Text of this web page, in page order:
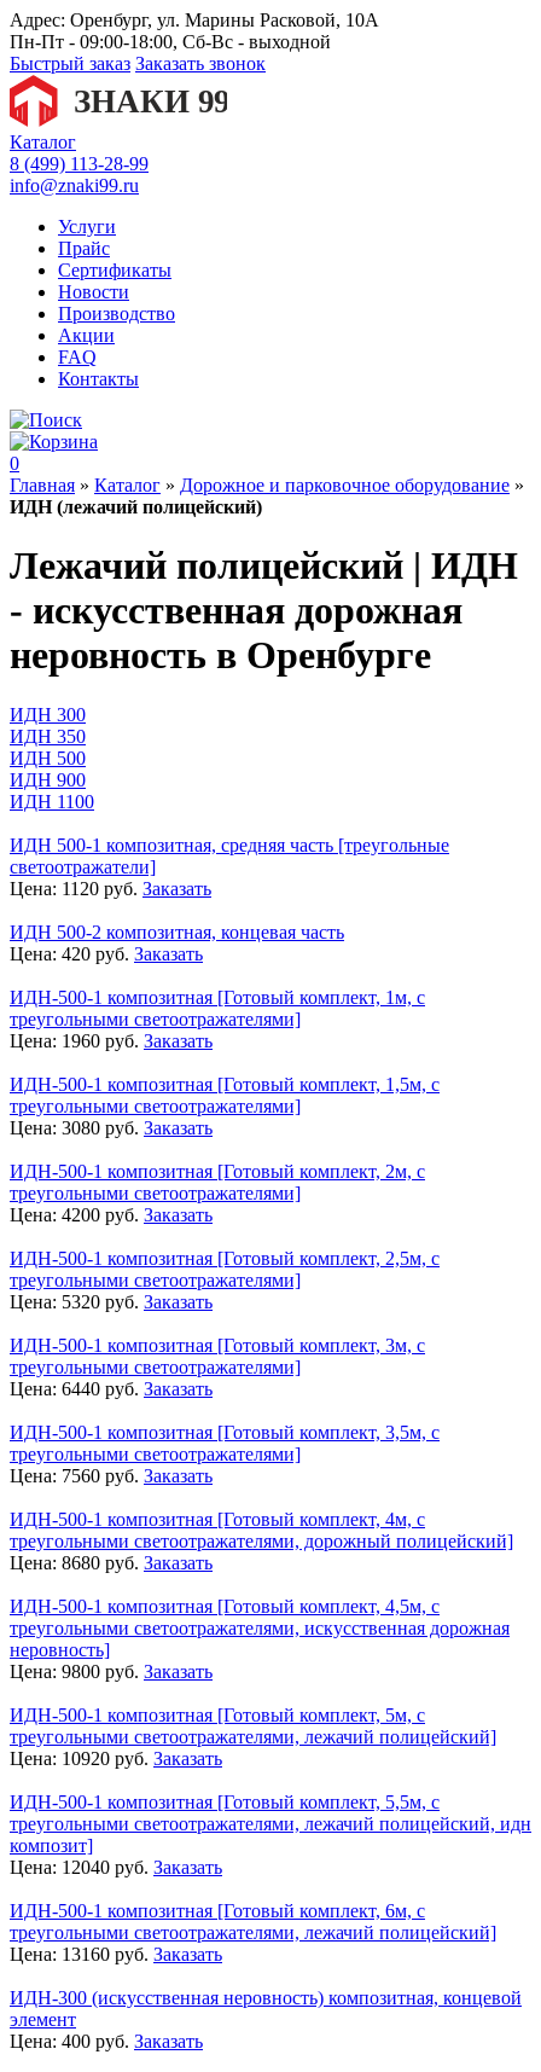
Адрес: Оренбург, ул. Марины Расковой, 10А
Пн-Пт - 09:00-18:00, Сб-Вс - выходной
Быстрый заказ Заказать звонок
Каталог
8 (499) 113-28-99
info@znaki99.ru
Услуги
Прайс
Сертификаты
Новости
Производство
Акции
FAQ
Контакты
0
Главная » Каталог » Дорожное и парковочное оборудование »
ИДН (лежачий полицейский)
Лежачий полицейский | ИДН
- искусственная дорожная
неровность в Оренбурге
ИДН 300
ИДН 350
ИДН 500
ИДН 900
ИДН 1100
ИДН 500-1 композитная, средняя часть [треугольные
светоотражатели]
Цена: 1120 руб. Заказать
ИДН 500-2 композитная, концевая часть
Цена: 420 руб. Заказать
ИДН-500-1 композитная [Готовый комплект, 1м, с
треугольными светоотражателями]
Цена: 1960 руб. Заказать
ИДН-500-1 композитная [Готовый комплект, 1,5м, с
треугольными светоотражателями]
Цена: 3080 руб. Заказать
ИДН-500-1 композитная [Готовый комплект, 2м, с
треугольными светоотражателями]
Цена: 4200 руб. Заказать
ИДН-500-1 композитная [Готовый комплект, 2,5м, с
треугольными светоотражателями]
Цена: 5320 руб. Заказать
ИДН-500-1 композитная [Готовый комплект, 3м, с
треугольными светоотражателями]
Цена: 6440 руб. Заказать
ИДН-500-1 композитная [Готовый комплект, 3,5м, с
треугольными светоотражателями]
Цена: 7560 руб. Заказать
ИДН-500-1 композитная [Готовый комплект, 4м, с
треугольными светоотражателями, дорожный полицейский]
Цена: 8680 руб. Заказать
ИДН-500-1 композитная [Готовый комплект, 4,5м, с
треугольными светоотражателями, искусственная дорожная
неровность]
Цена: 9800 руб. Заказать
ИДН-500-1 композитная [Готовый комплект, 5м, с
треугольными светоотражателями, лежачий полицейский]
Цена: 10920 руб. Заказать
ИДН-500-1 композитная [Готовый комплект, 5,5м, с
треугольными светоотражателями, лежачий полицейский, идн
композит]
Цена: 12040 руб. Заказать
ИДН-500-1 композитная [Готовый комплект, 6м, с
треугольными светоотражателями, лежачий полицейский]
Цена: 13160 руб. Заказать
ИДН-300 (искусственная неровность) композитная, концевой
элемент
Цена: 400 руб. Заказать